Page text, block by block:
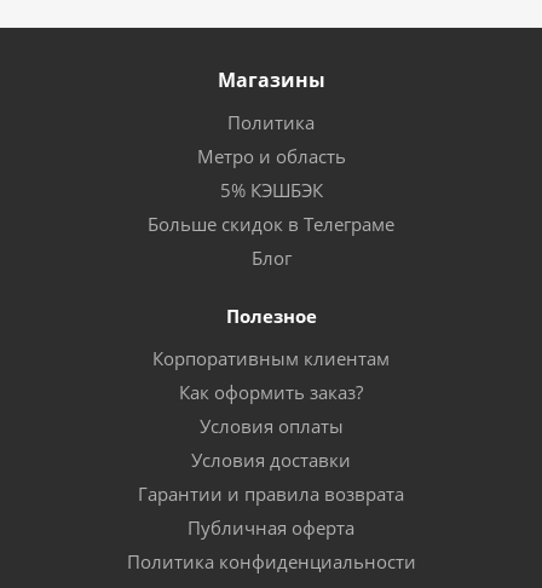
Магазины
Политика
Метро и область
5% КЭШБЭК
Больше скидок в Телеграме
Блог
Полезное
Корпоративным клиентам
Как оформить заказ?
Условия оплаты
Условия доставки
Гарантии и правила возврата
Публичная оферта
Политика конфиденциальности